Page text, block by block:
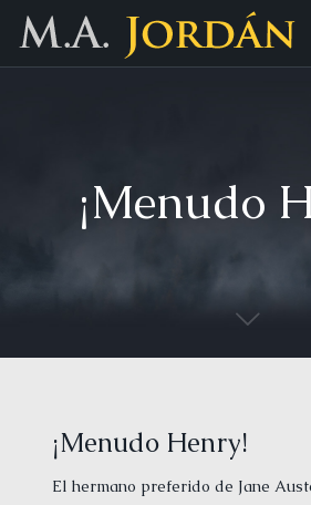
¡Menudo
¡Menudo Henry!
El hermano preferido de Jane